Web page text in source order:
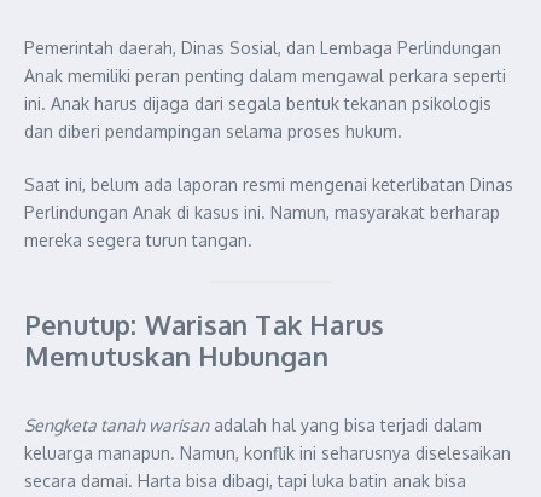
Pemerintah daerah, Dinas Sosial, dan Lembaga Perlindungan
Anak memiliki peran penting dalam mengawal perkara seperti
ini. Anak harus dijaga dari segala bentuk tekanan psikologis
dan diberi pendampingan selama proses hukum.
Saat ini, belum ada laporan resmi mengenai keterlibatan Dinas
Perlindungan Anak di kasus ini. Namun, masyarakat berharap
mereka segera turun tangan.
Penutup: Warisan Tak Harus
Memutuskan Hubungan
Sengketa tanah warisanadalah hal yang bisa terjadi dalam
keluarga manapun. Namun, konflik ini seharusnya diselesaikan
secara damai. Harta bisa dibagi, tapi luka batin anak bisa